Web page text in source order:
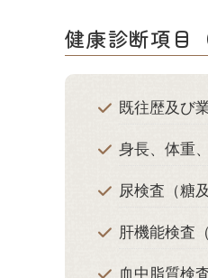
健康診断項目
既往歴及び
身長、体重
尿検査（糖
肝機能検査
血中脂質検